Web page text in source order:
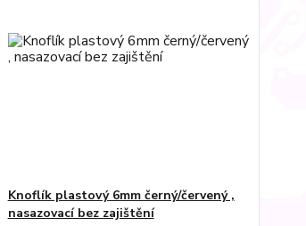
Knoflík plastový 6mm černý/červený ,
nasazovací bez zajištění